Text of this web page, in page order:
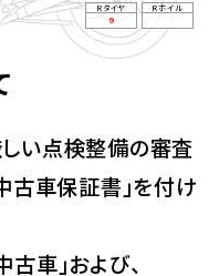
Rタイヤ
9
Rホイル
い点検整備の審査
古車保証書」を付け
車」および、